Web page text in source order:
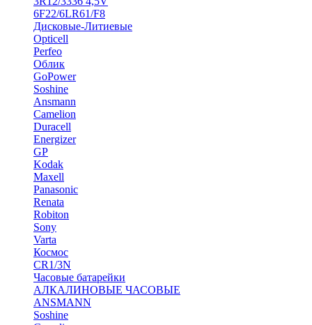
6F22/6LR61/F8
Дисковые-Литиевые
Opticell
Perfeo
Облик
GoPower
Soshine
Ansmann
Camelion
Duracell
Energizer
GP
Kodak
Maxell
Panasonic
Renata
Robiton
Sony
Varta
Космос
CR1/3N
Часовые батарейки
АЛКАЛИНОВЫЕ ЧАСОВЫЕ
ANSMANN
Soshine